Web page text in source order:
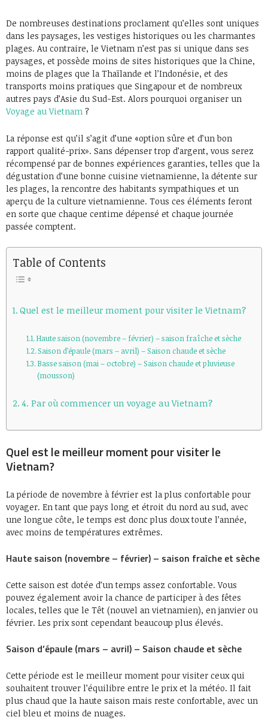
De nombreuses destinations proclament qu’elles sont uniques
dans les paysages, les vestiges historiques ou les charmantes
plages. Au contraire, le Vietnam n’est pas si unique dans ses
paysages, et possède moins de sites historiques que la Chine,
moins de plages que la Thaïlande et l’Indonésie, et des
transports moins pratiques que Singapour et de nombreux
autres pays d’Asie du Sud-Est. Alors pourquoi organiser un
Voyage au Vietnam ?
La réponse est qu’il s’agit d’une «option sûre et d’un bon
rapport qualité-prix». Sans dépenser trop d’argent, vous serez
récompensé par de bonnes expériences garanties, telles que la
dégustation d’une bonne cuisine vietnamienne, la détente sur
les plages, la rencontre des habitants sympathiques et un
aperçu de la culture vietnamienne. Tous ces éléments feront
en sorte que chaque centime dépensé et chaque journée
passée comptent.
Table of Contents
Quel est le meilleur moment pour visiter le Vietnam?
Haute saison (novembre – février) – saison fraîche et sèche
Saison d’épaule (mars – avril) – Saison chaude et sèche
Basse saison (mai – octobre) – Saison chaude et pluvieuse
(mousson)
4. Par où commencer un voyage au Vietnam?
Quel est le meilleur moment pour visiter le
Vietnam?
La période de novembre à février est la plus confortable pour
voyager. En tant que pays long et étroit du nord au sud, avec
une longue côte, le temps est donc plus doux toute l’année,
avec moins de températures extrêmes.
Haute saison (novembre – février) – saison fraîche et sèche
Cette saison est dotée d’un temps assez confortable. Vous
pouvez également avoir la chance de participer à des fêtes
locales, telles que le Têt (nouvel an vietnamien), en janvier ou
février. Les prix sont cependant beaucoup plus élevés.
Saison d’épaule (mars – avril) – Saison chaude et sèche
Cette période est le meilleur moment pour visiter ceux qui
souhaitent trouver l’équilibre entre le prix et la météo. Il fait
plus chaud que la haute saison mais reste confortable, avec un
ciel bleu et moins de nuages.